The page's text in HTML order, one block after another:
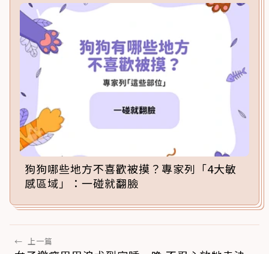
狗狗哪些地方不喜歡被摸？專家列「4大敏
感區域」：一碰就翻臉
← 上一篇